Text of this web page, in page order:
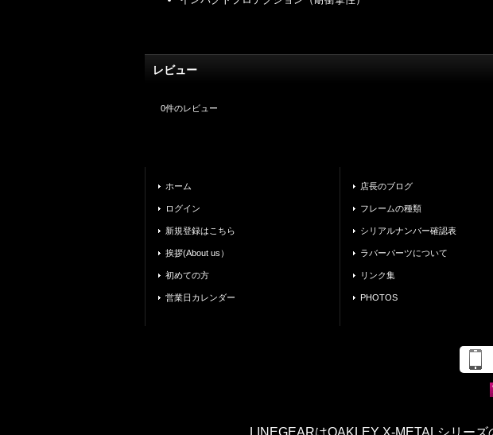
レビュー
0件のレビュー
ホーム
ログイン
新規登録はこちら
挨拶(About us）
初めての方
営業日カレンダー
店長のブログ
フレームの種類
シリアルナンバー確認表
ラバーパーツについて
リンク集
PHOTOS
LINEGEARはOAKLEY X-METALシリー